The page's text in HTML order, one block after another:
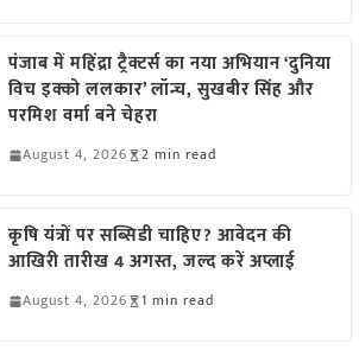
पंजाब में महिंद्रा ट्रैक्टर्स का नया अभियान ‘दुनिया
विच इक्को ललकार’ लॉन्च, सुखबीर सिंह और
परमिश वर्मा बने चेहरा
August 4, 2026 2 min read
कृषि यंत्रों पर सब्सिडी चाहिए? आवेदन की
आखिरी तारीख 4 अगस्त, जल्द करें अप्लाई
August 4, 2026 1 min read